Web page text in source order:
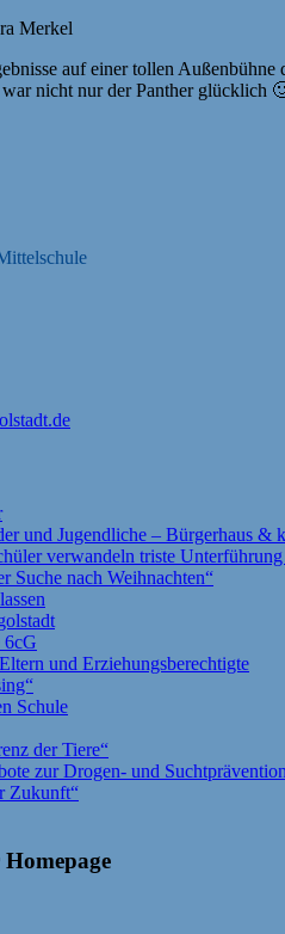
Merkel
auf einer tollen
nicht nur der Panther glücklich
und Jugendliche – Bürgerhaus &
verwandeln triste
Suche nach Weihnachten“
6cG
und Erziehungsberechtigte
Schule
der Tiere“
zur Drogen- und Suchtprävention
Zukunft“